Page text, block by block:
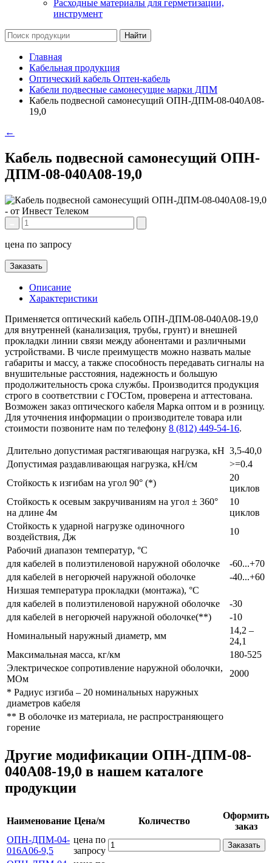
Расходные материалы для герметизации,
инструмент
Главная
Кабельная продукция
Оптический кабель Оптен-кабель
Кабели подвесные самонесущие марки ДПМ
Кабель подвесной самонесущий ОПН-ДПМ-08-040А08-
19,0
←
Кабель подвесной самонесущий ОПН-
ДПМ-08-040А08-19,0
цена по запросу
Заказать
Описание
Характеристики
Применяется оптический кабель ОПН-ДПМ-08-040А08-19,0
для внутренней (канализация, трубы, грунт) и внешней
прокладки линии связи между абонентами и различными
устройствами. В числе преимуществ можно назвать малые
габариты и массу, а также способность передавать сигналы на
внушительные расстояния, надежность и большую
продолжительность срока службы. Производится продукция
строго в соответствии с ГОСТом, проверена и аттестована.
Возможен заказ оптического кабеля Марка оптом и в розницу.
Для уточнения информации о производителе товара или
стоимости позвоните нам по телефону 8 (812) 449-54-16.
Длительно допустимая растягивающая нагрузка, кН 3,5-40,0
Допустимая раздавливающая нагрузка, кН/см
>=0.4
Стойкость к изгибам на угол 90° (*)
20
циклов
Стойкость к осевым закручиваниям на угол ± 360°
на длине 4м
10
циклов
Стойкость к ударной нагрузке одиночного
воздействия, Дж
10
Рабочий диапазон температур, °С
для кабелей в полиэтиленовой наружной оболочке
-60...+70
для кабелей в негорючей наружной оболочке
-40...+60
Низшая температура прокладки (монтажа), °С
для кабелей в полиэтиленовой наружной оболочке
-30
для кабелей в негорючей наружной оболочке(**)
-10
Номинальный наружный диаметр, мм
14,2 –
24,1
Максимальная масса, кг/км
180-525
Электрическое сопротивление наружной оболочки,
МОм
2000
* Радиус изгиба – 20 номинальных наружных
диаметров кабеля
** В оболочке из материала, не распространяющего
горение
Другие модификации ОПН-ДПМ-08-
040А08-19,0 в нашем каталоге
продукции
Наименование Цена/м Количество
Оформить
заказ
ОПН-ДПМ-04-
016А06-9,5
цена по
запросу
Заказать